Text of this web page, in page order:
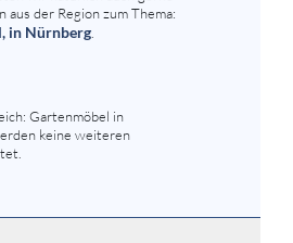
aus der Region zum Thema:
in Nürnberg
Gartenmöbel in
keine weiteren